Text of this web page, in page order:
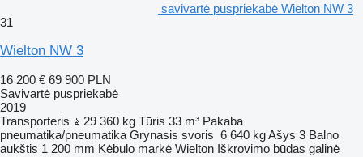
savivartė puspriekabė Wielton NW 3
31
Wielton NW 3
16 200 € 69 900 PLN
Savivartė puspriekabė
2019
Transporteris
29 360 kg Tūris 33 m³ Pakaba
pneumatika/pneumatika Grynasis svoris 6 640 kgAšys 3 Balno
aukštis 1 200 mm Kėbulo markė Wielton Iškrovimo būdas galinė